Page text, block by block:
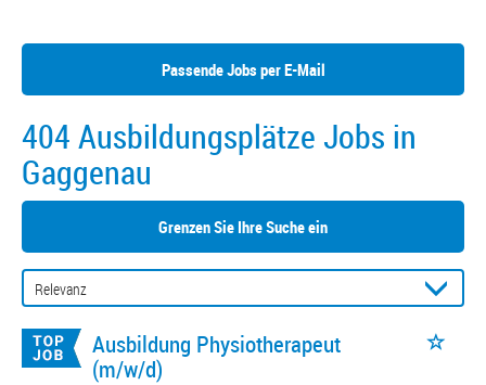
Passende Jobs per E-Mail
404 Ausbildungsplätze Jobs in
Gaggenau
Grenzen Sie Ihre Suche ein
Ausbildung Physiotherapeut
(m/w/d)